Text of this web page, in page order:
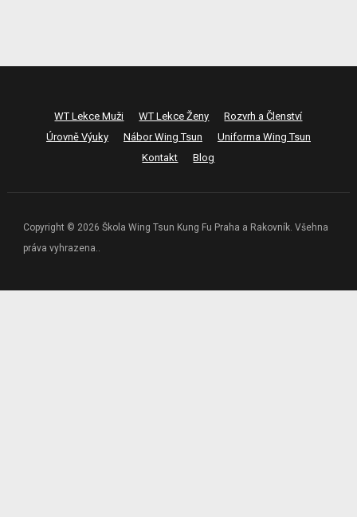
WT Lekce Muži WT Lekce Ženy
Rozvrh a Členství
Úrovně Výuky
Nábor Wing Tsun
Uniforma Wing Tsun
Kontakt
Blog
Copyright © 2026 Škola Wing Tsun Kung Fu Praha a Rakovník. Všehna
práva vyhrazena..